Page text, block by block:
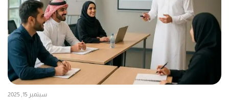
سبتمبر 15, 2025